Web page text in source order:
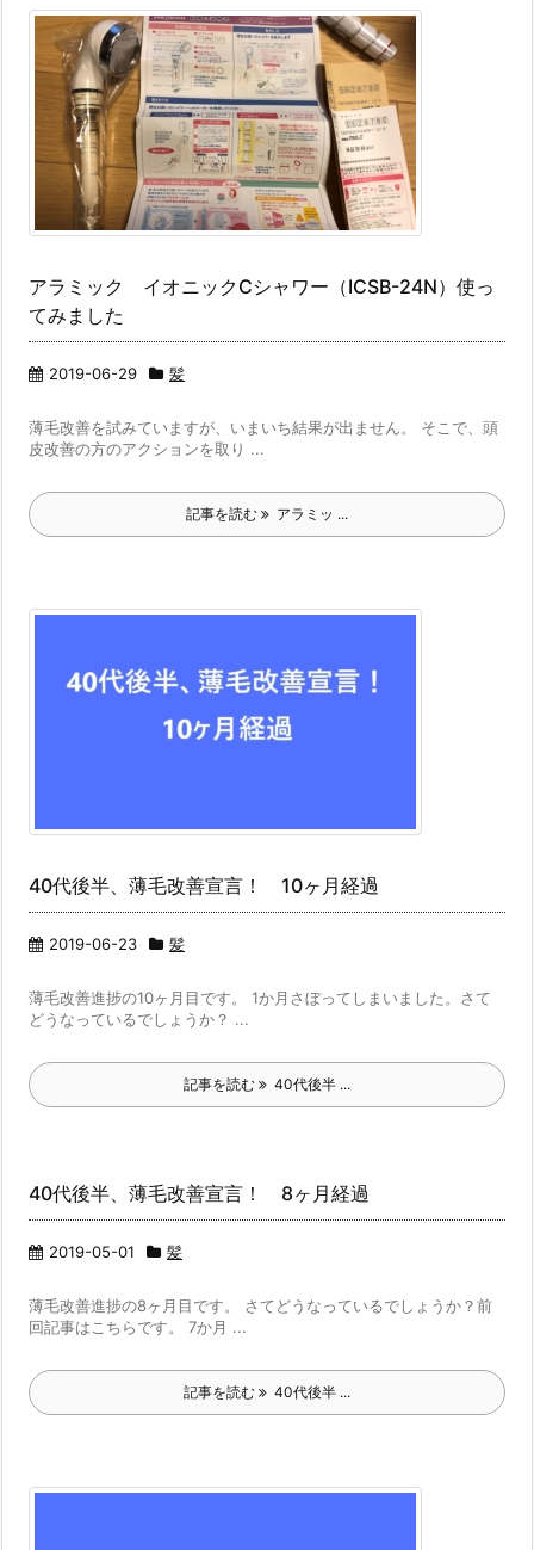
アラミック イオニックCシャワー（ICSB-24N）使っ
てみました
2019-06-29 髪
薄毛改善を試みていますが、いまいち結果が出ません。 そこで、頭
皮改善の方のアクションを取り ...
記事を読む アラミッ ...
40代後半、薄毛改善宣言！ 10ヶ月経過
2019-06-23 髪
薄毛改善進捗の10ヶ月目です。 1か月さぼってしまいました。さて
どうなっているでしょうか？ ...
記事を読む 40代後半 ...
40代後半、薄毛改善宣言！ 8ヶ月経過
2019-05-01 髪
薄毛改善進捗の8ヶ月目です。 さてどうなっているでしょうか？前
回記事はこちらです。 7か月 ...
記事を読む 40代後半 ...